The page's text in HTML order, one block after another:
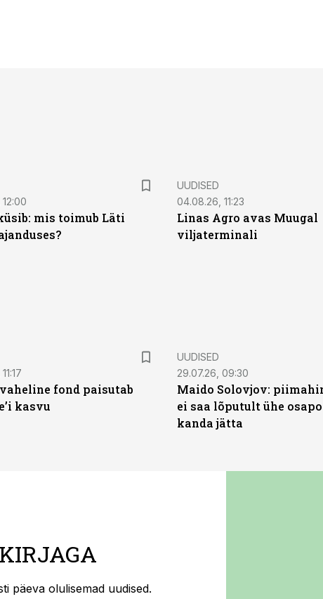
mis toimub Läti
UUDISED
04.08.26, 11:23
Linas Agro avas Muugal
viljaterminali
fond paisutab
kasvu
UUDISED
29.07.26, 09:30
Maido Solovjov:
ei saa lõputult ühe
kanda jätta
päeva olulisemad uudised.